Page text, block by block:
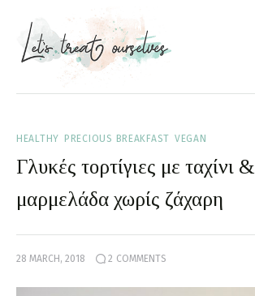
Portfolio
Services
HEALTHY PRECIOUS BREAKFAST VEGAN
Γλυκές τορτίγιες με ταχίνι &
μαρμελάδα χωρίς ζάχαρη
28 MARCH, 2018 2 COMMENTS